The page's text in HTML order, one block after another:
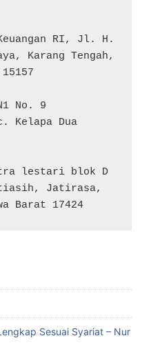
RI, Jl. H.
Karang Tengah,
No. 9
Kelapa Dua
lestari blok D
Jatirasa,
Barat 17424
Sesuai Syariat – Nur